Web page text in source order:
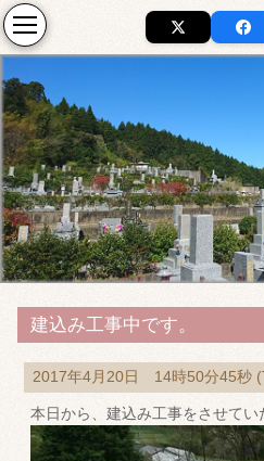
建込み工事中です。
2017年4月20日 14時50分45秒
本日から、建込み工事をさせてい